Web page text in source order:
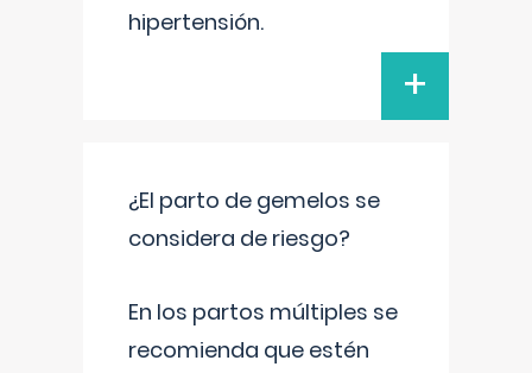
hipertensión.
+
¿El parto de gemelos se
considera de riesgo?
En los partos múltiples se
recomienda que estén